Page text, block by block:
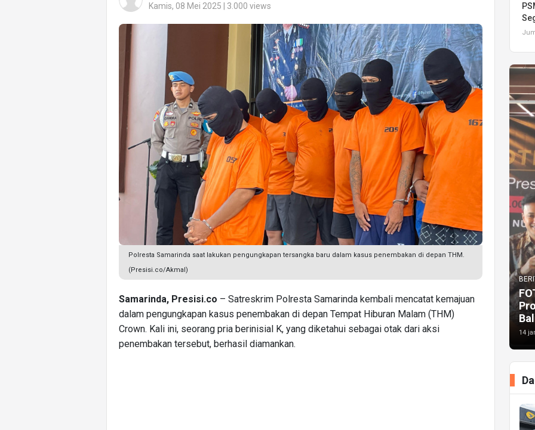
Kamis, 08 Mei 2025 | 3.000 views
Polresta Samarinda saat lakukan pengungkapan tersangka baru dalam kasus penembakan di depan THM.
(Presisi.co/Akmal)
Samarinda, Presisi.co – Satreskrim Polresta Samarinda kembali mencatat kemajuan
dalam pengungkapan kasus penembakan di depan Tempat Hiburan Malam (THM)
Crown. Kali ini, seorang pria berinisial K, yang diketahui sebagai otak dari aksi
penembakan tersebut, berhasil diamankan.
14